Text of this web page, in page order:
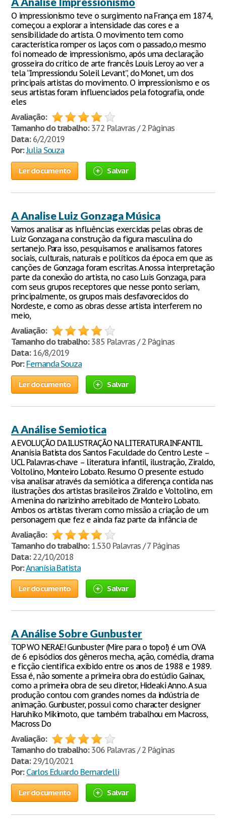
O impressionismo teve o surgimento na França em 1874,
começou a explorar a intensidade das cores e a
sensibilidade do artista. O movimento tem como
característica romper os laços com o passado,o mesmo
foi nomeado de impressionismo, após uma declaração
grosseira do crítico de arte francês Louis Leroy ao ver a
tela “Impressiondu Soleil Levant”, do Monet, um dos
principais artistas do movimento. O impressionismo e os
seus artistas foram influenciados pela fotografia, onde
eles
Avaliação:
Tamanho do trabalho:372 Palavras / 2 Páginas
Data:6/2/2019
Por:Julia Souza
Ler documento Salvar
A Analise Luiz Gonzaga Música
Vamos analisar as influências exercidas pelas obras de
Luiz Gonzaga na construção da figura masculina do
sertanejo. Para isso, pesquisamos e analisamos fatores
sociais, culturais, naturais e políticos da época em que as
canções de Gonzaga foram escritas. A nossa interpretação
parte da conexão do artista, no caso Luis Gonzaga, para
com seus grupos receptores que nesse ponto seriam,
principalmente, os grupos mais desfavorecidos do
Nordeste, e como as obras desse artista interferem no
meio,
Avaliação:
Tamanho do trabalho:385 Palavras / 2 Páginas
Data:16/8/2019
Por: Fernanda Souza
Ler documento Salvar
A Análise Semiotica
A EVOLUÇÃO DA ILUSTRAÇÃO NA LITERATURA INFANTIL
Ananísia Batista dos Santos Faculdade do Centro Leste –
UCL Palavras-chave – literatura infantil, ilustração, Ziraldo,
Voltolino, Monteiro Lobato. Resumo O presente estudo
visa analisar através da semiótica a diferença contida nas
ilustrações dos artistas brasileiros Ziraldo e Voltolino, em
A menina do narizinho arrebitado de Monteiro Lobato.
Ambos os artistas tiveram como missão a criação de um
personagem que fez e ainda faz parte da infância de
Avaliação:
Tamanho do trabalho:1.530 Palavras / 7 Páginas
Data:22/10/2018
Por:Ananísia Batista
Ler documento Salvar
A Análise Sobre Gunbuster
TOP WO NERAE! Gunbuster (Mire para o topo!) é um OVA
de 6 episódios dos gêneros mecha, ação, comédia, drama
e ficção cientifica exibido entre os anos de 1988 e 1989.
Essa é, não somente a primeira obra do estúdio Gainax,
como a primeira obra de seu diretor, Hideaki Anno. A sua
produção contou com grandes nomes da indústria de
animação. Gunbuster, possui como character designer
Haruhiko Mikimoto, que também trabalhou em Macross,
Macross Do
Avaliação:
Tamanho do trabalho:306 Palavras / 2 Páginas
Data:29/10/2021
Por: Carlos Eduardo Bernardelli
Ler documento Salvar